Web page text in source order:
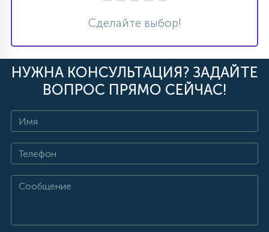
Сделайте выбор!
НУЖНА КОНСУЛЬТАЦИЯ? ЗАДАЙТЕ
ВОПРОС ПРЯМО СЕЙЧАС!